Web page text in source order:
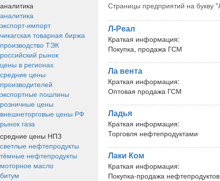
аналитика
аналитика
экспорт-импорт
чикагская товарная биржа
производство ТЭК
российский рынок
цены в регионах
средние цены
производителей
экспортные пошлины
розничные цены
внешнеторговые цены РФ
рынок газа
средние цены НПЗ
светлые нефтепродукты
тёмные нефтепродукты
моторное масло
битум
Страницы предприятий на букву
Л-Реал
Краткая информация:
Покупка, продажа ГСМ
Ла вента
Краткая информация:
Оптовая продажа ГСМ
Ладья
Краткая информация:
Торговля нефтепродуктами
Лаки Ком
Краткая информация:
Покупка-продажа